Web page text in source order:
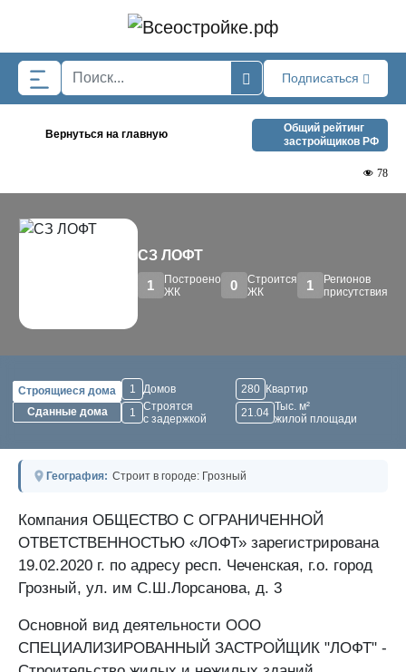
Подписаться
Вернуться на главную
Общий рейтинг
застройщиков РФ
78
СЗ ЛОФТ
1
Построено
ЖК
0
Строится
ЖК
1
Регионов
присутствия
Строящиеся дома
Сданные дома
1
Домов
1
Строятся
с задержкой
280
Квартир
21.04 Тыс. м²
жилой площади
География: Строит в городе: Грозный
Компания ОБЩЕСТВО С ОГРАНИЧЕННОЙ
ОТВЕТСТВЕННОСТЬЮ «ЛОФТ» зарегистрирована
19.02.2020 г. по адресу респ. Чеченская, г.о. город
Грозный, ул. им С.Ш.Лорсанова, д. 3
Основной вид деятельности ООО
СПЕЦИАЛИЗИРОВАННЫЙ ЗАСТРОЙЩИК "ЛОФТ" -